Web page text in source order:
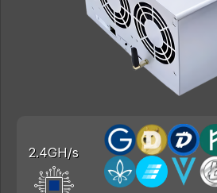
2.4GH/s